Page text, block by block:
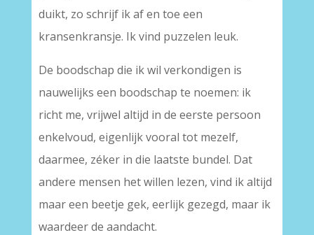
duikt, zo schrijf ik af en toe een
kransenkransje. Ik vind puzzelen leuk.
De boodschap die ik wil verkondigen is
nauwelijks een boodschap te noemen: ik
richt me, vrijwel altijd in de eerste persoon
enkelvoud, eigenlijk vooral tot mezelf,
daarmee, zéker in die laatste bundel. Dat
andere mensen het willen lezen, vind ik altijd
maar een beetje gek, eerlijk gezegd, maar ik
waardeer de aandacht.